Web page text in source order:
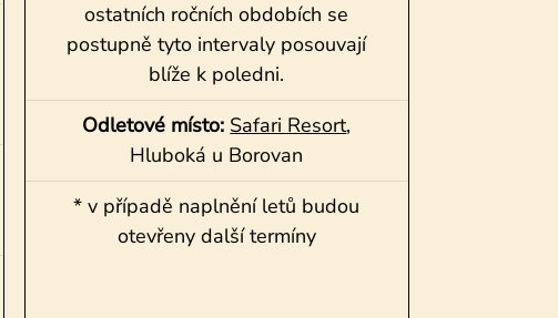
ostatních ročních obdobích se
postupně tyto intervaly posouvají
blíže k poledni.
Odletové místo: Safari Resort,
Hluboká u Borovan
* v případě naplnění letů budou
otevřeny další termíny